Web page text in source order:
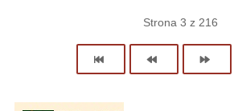
Strona 3 z 216